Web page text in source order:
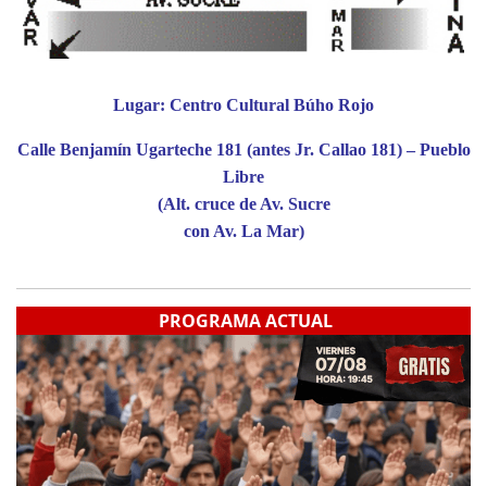
Lugar: Centro Cultural Búho Rojo
Calle Benjamín Ugarteche 181 (antes Jr. Callao 181) – Pueblo
Libre
(Alt. cruce de Av. Sucre
con Av. La Mar)
PROGRAMA ACTUAL